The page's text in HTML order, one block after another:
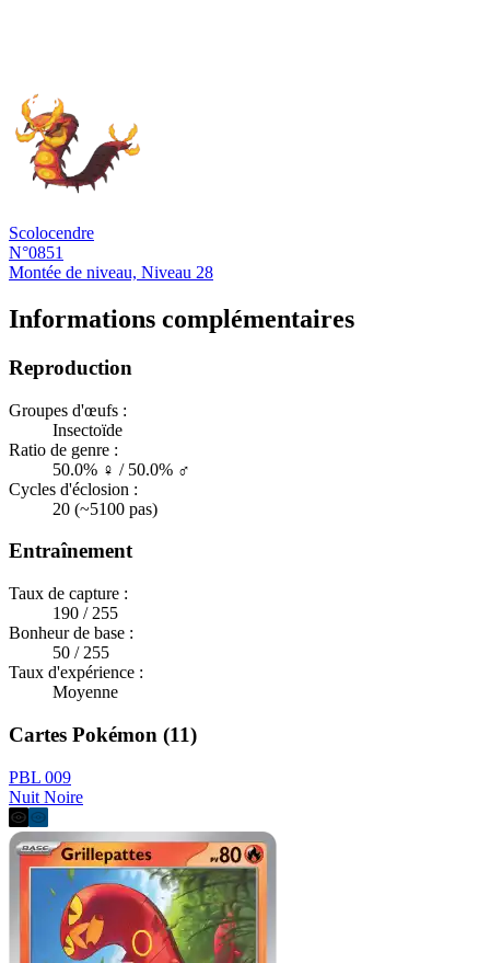
Scolocendre
N°0851
Montée de niveau, Niveau 28
Informations complémentaires
Reproduction
Groupes d'œufs :
Insectoïde
Ratio de genre :
50.0% ♀ / 50.0% ♂
Cycles d'éclosion :
20 (~5100 pas)
Entraînement
Taux de capture :
190 / 255
Bonheur de base :
50 / 255
Taux d'expérience :
Moyenne
Cartes Pokémon (11)
PBL 009
Nuit Noire